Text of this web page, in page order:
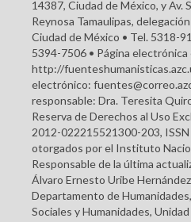
14387, Ciudad de México, y Av.
Reynosa Tamaulipas,
Ciudad de México • Tel. 5318-
5394-7506 • Página electrónica
http://
electrónico:
responsable: Dra. Teresita
Reserva de Derechos al Uso
2012-022215521300-203,
otorgados por el Instituto
Responsable de la última
Álvaro Ernesto Uribe
Departamento de
Sociales y Humanidades,